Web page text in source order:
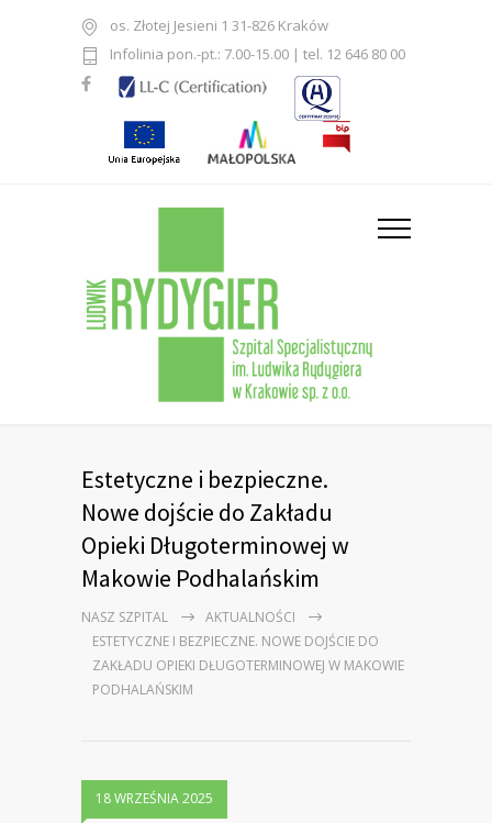
os. Złotej Jesieni 1 31-826 Kraków
Infolinia pon.-pt.: 7.00-15.00 | tel. 12 646 80 00
Estetyczne i bezpieczne.
Nowe dojście do Zakładu
Opieki Długoterminowej w
Makowie Podhalańskim
NASZ SZPITAL
AKTUALNOŚCI
ESTETYCZNE I BEZPIECZNE. NOWE DOJŚCIE DO
ZAKŁADU OPIEKI DŁUGOTERMINOWEJ W MAKOWIE
PODHALAŃSKIM
18 WRZEŚNIA 2025